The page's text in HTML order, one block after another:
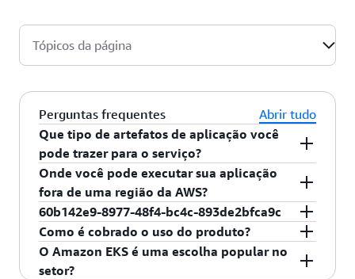
Tópicos da página
Perguntas frequentes
Abrir tudo
Que tipo de artefatos de aplicação você
pode trazer para o serviço?
O Amazon EKS pode ser usado com imagens de
contêiner (ou seja, imagem de repositório de
registro).
Onde você pode executar sua aplicação
fora de uma região da AWS?
Com o Amazon EKS Anywhere, nossa oferta on-
premises do Kubernetes, você pode criar e operar
facilmente clusters do Kubernetes (gerados com
o software no Amazon EKS Distro) on-premises,
60b142e9-8977-48f4-bc4c-893de2bfca9c
O Amazon EKS oferece suporte a serviços de
front-end (HTML/JavaScript), serviços web
(solicitação-resposta), processadores de back-end
Como é cobrado o uso do produto?
Para obter informações sobre os preços do
Amazon EKS, visite
O Amazon EKS é uma escolha popular no
setor?